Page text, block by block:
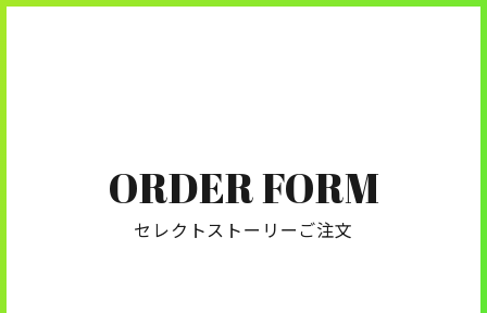
ORDER FORM
セレクトストーリーご注文